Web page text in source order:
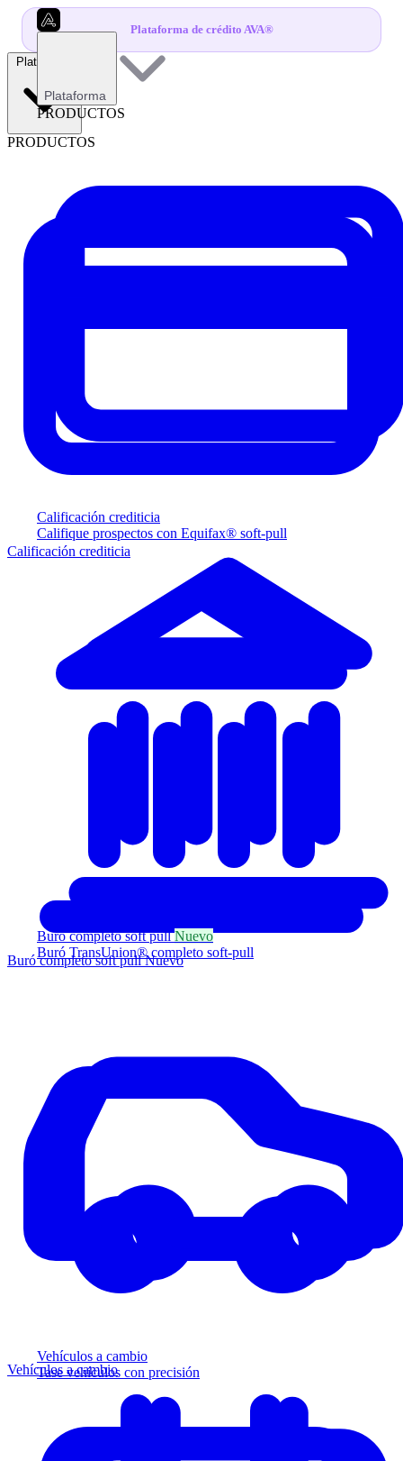
Plataforma de crédito AVA®
Plataforma
PRODUCTOS
Calificación crediticia
Califique prospectos con Equifax® soft-pull
Buró completo soft pullNuevo
Buró TransUnion® completo soft-pull
Vehículos a cambio
Tase vehículos con precisión
Plataforma
PRODUCTOS
Calificación crediticia
Buró completo soft pullNuevo
Vehículos a cambio